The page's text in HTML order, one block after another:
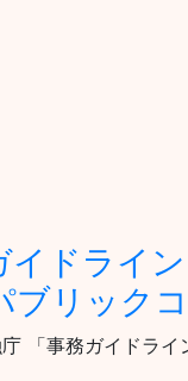
ドライ
ブリック
「事務ガイドラ